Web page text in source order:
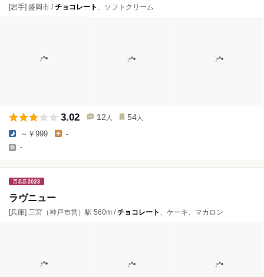
[岩手] 盛岡市 /チョコレート 、ソフトクリーム
3.02 12 人 54 人
～￥999 -
-
ラヴニュー
[兵庫] 三宮（神戸市営）駅 560m /チョコレート 、ケーキ、マカロン